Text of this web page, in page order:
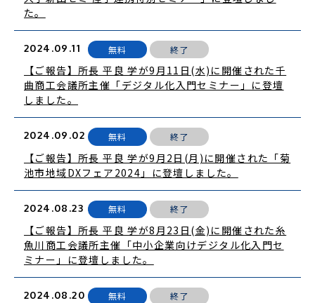
た。
2024.09.11 無料 終了
【ご報告】所長 平良 学が9月11日(水)に開催された千
曲商工会議所主催「デジタル化入門セミナー」に登壇
しました。
2024.09.02 無料 終了
【ご報告】所長 平良 学が9月2日(月)に開催された「菊
池市地域DXフェア2024」に登壇しました。
2024.08.23 無料 終了
【ご報告】所長 平良 学が8月23日(金)に開催された糸
魚川商工会議所主催「中小企業向けデジタル化入門セ
ミナー」に登壇しました。
2024.08.20 無料 終了